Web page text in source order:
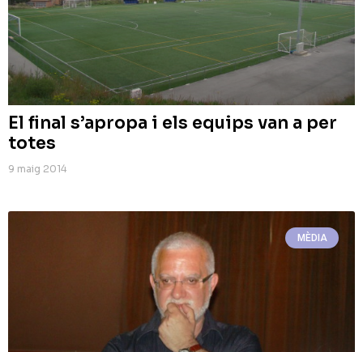
El final s’apropa i els equips van a per
totes
9 maig 2014
MÈDIA